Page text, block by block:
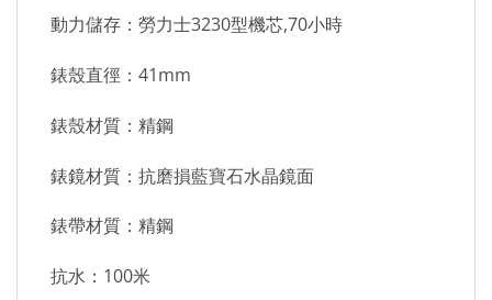
動力儲存：勞力士3230型機芯,70小時
錶殼直徑：41mm
錶殼材質：精鋼
錶鏡材質：抗磨損藍寶石水晶鏡面
錶帶材質：精鋼
抗水：100米